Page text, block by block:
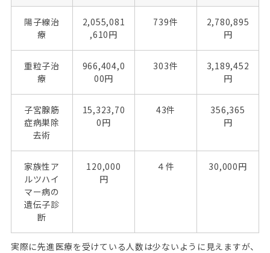
陽子線治
療
2,055,081
,610円
739件
2,780,895
円
重粒子治
療
966,404,0
00円
303件
3,189,452
円
子宮腺筋
症病巣除
去術
15,323,70
0円
43件
356,365
円
家族性ア
ルツハイ
マー病の
遺伝子診
断
120,000
円
４件 30,000円
実際に先進医療を受けている人数は少ないように見えますが、